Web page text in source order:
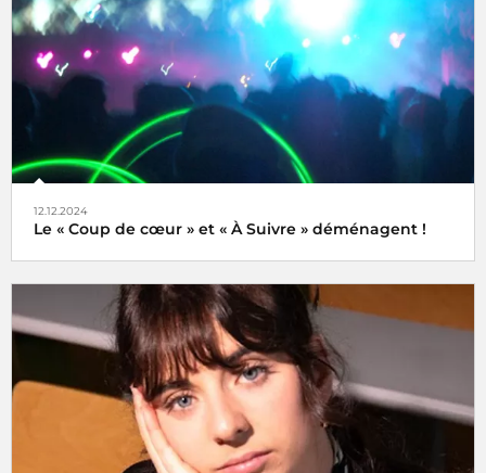
12.12.2024
Le « Coup de cœur » et « À Suivre » déménagent !
Tels des oiseaux migrateurs à partir du lundi 16 décembre
2024 retrouvez nos rubriquesCoup de cœur
non plus ici (sur radiofrance.com) mais là, à savoir sur la
plateforme